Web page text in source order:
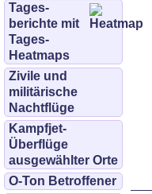
Tages­
berichte mit
Tages-
Heatmaps
Zivile und
militärische
Nachtflüge
Kampfjet-
Überflüge
ausgewählter Orte
O-Ton Betroffener